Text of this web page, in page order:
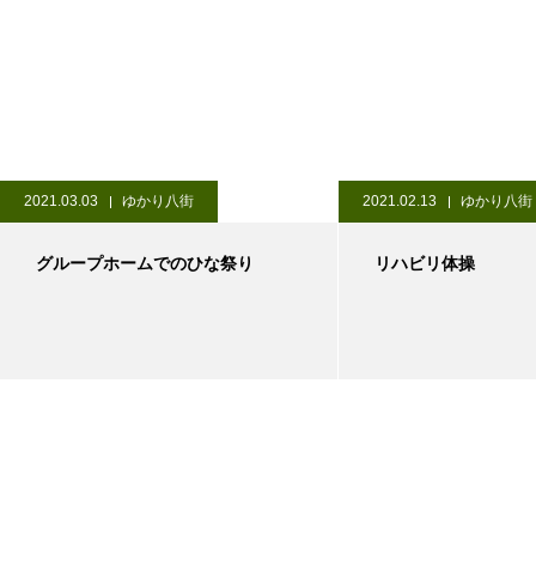
2021.03.03 ゆかり八街
グループホームでのひな祭り
2021.02.13 ゆかり八街
リハビリ体操